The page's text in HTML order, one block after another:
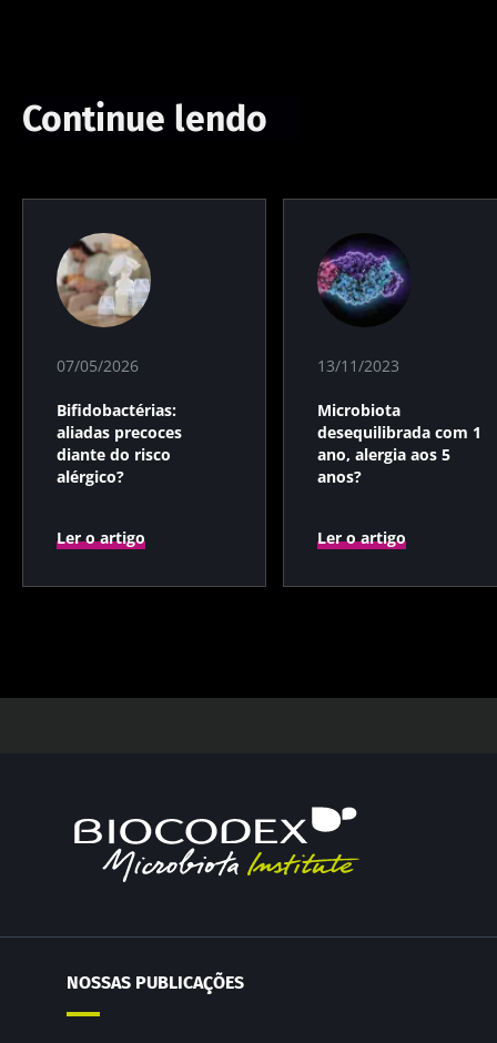
Continue lendo
07/05/2026
Bifidobactérias:
aliadas precoces
diante do risco
alérgico?
Ler o artigo
13/11/2023
Microbiota
desequilibrada com 1
ano, alergia aos 5
anos?
Ler o artigo
NOSSAS PUBLICAÇÕES